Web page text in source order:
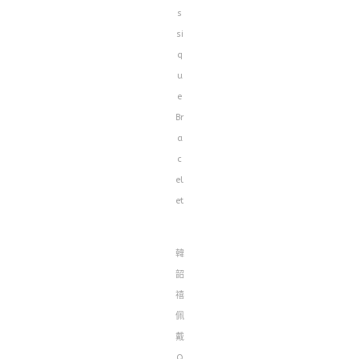
s
si
q
u
e
Br
a
c
el
et
韓
韶
禧
佩
戴